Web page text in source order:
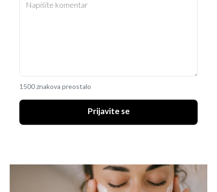
1500 znakova preostalo
Prijavite se